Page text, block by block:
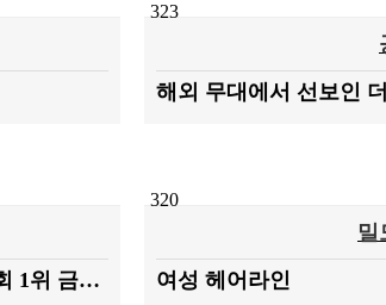
323
해외 무대에서 선보인
더스칼프 수료생, IPSN KOREA 국제대회 1위 금상 수상
320
밀
여성 헤어라인